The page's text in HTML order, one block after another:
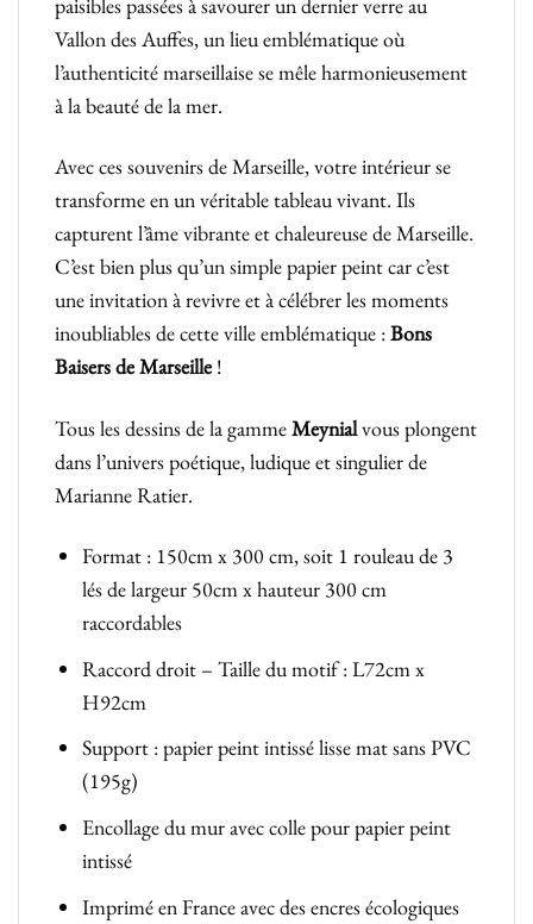
paisibles passées à savourer un dernier verre au
Vallon des Auffes, un lieu emblématique où
l’authenticité marseillaise se mêle harmonieusement
à la beauté de la mer.
Avec ces souvenirs de Marseille, votre intérieur se
transforme en un véritable tableau vivant. Ils
capturent l’âme vibrante et chaleureuse de Marseille.
C’est bien plus qu’un simple papier peint car c’est
une invitation à revivre et à célébrer les moments
inoubliables de cette ville emblématique :Bons
Baisers de Marseille!
Tous les dessins de la gammeMeynialvous plongent
dans l’univers poétique, ludique et singulier de
Marianne Ratier.
Format : 150cm x 300 cm, soit 1 rouleau de 3
lés de largeur 50cm x hauteur 300 cm
raccordables
Raccord droit – Taille du motif : L72cm x
H92cm
Support : papier peint intissé lisse mat sans PVC
(195g)
Encollage du mur avec colle pour papier peint
intissé
Imprimé en France avec des encres écologiques